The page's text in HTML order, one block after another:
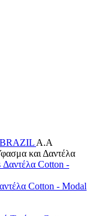
A.A
και Δαντέλα
Cotton - Modal